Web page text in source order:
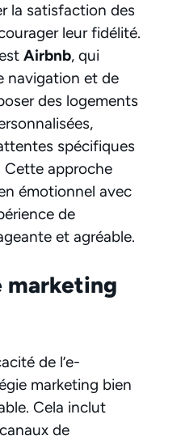
la satisfaction des
leur fidélité.
Airbnb, qui
navigation et de
des logements
spécifiques
Cette approche
émotionnel avec
de
et agréable.
marketing
de l’e-
marketing bien
Cela inclut
de